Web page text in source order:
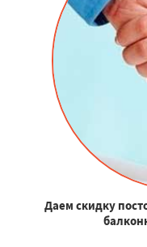
Даем скидку